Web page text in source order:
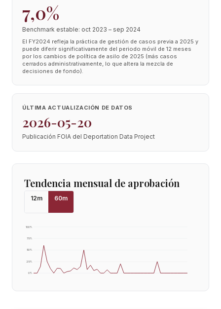
7,0%
Benchmark estable: oct 2023 – sep 2024
El FY2024 refleja la práctica de gestión de casos previa a 2025 y
puede diferir significativamente del periodo móvil de 12 meses
por los cambios de política de asilo de 2025 (más casos
cerrados administrativamente, lo que altera la mezcla de
decisiones de fondo).
ÚLTIMA ACTUALIZACIÓN DE DATOS
2026-05-20
Publicación FOIA del Deportation Data Project
Tendencia mensual de aprobación
12m 60m
0%
25%
50%
75%
100%